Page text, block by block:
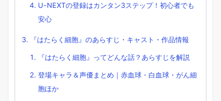
U-NEXTの登録はカンタン3ステップ！初心者でも
安心
『はたらく細胞』のあらすじ・キャスト・作品情報
『はたらく細胞』ってどんな話？あらすじを解説
登場キャラ＆声優まとめ｜赤血球・白血球・がん細
胞ほか